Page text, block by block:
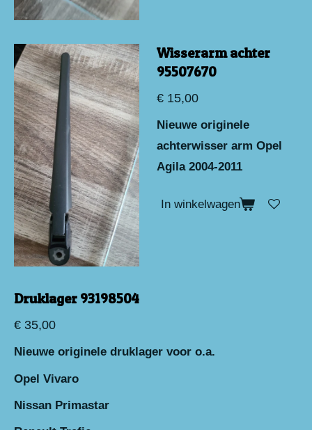
Wisserarm achter
95507670
€ 15,00
Nieuwe originele
achterwisser arm Opel
Agila 2004-2011
In winkelwagen
Druklager 93198504
€ 35,00
Nieuwe originele druklager voor o.a.
Opel Vivaro
Nissan Primastar